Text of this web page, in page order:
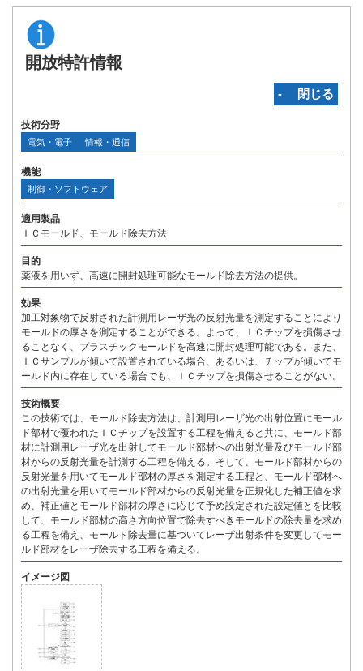
開放特許情報
‐ 閉じる
技術分野
電気・電子 情報・通信
機能
制御・ソフトウェア
適用製品
ＩＣモールド、モールド除去方法
目的
薬液を用いず、高速に開封処理可能なモールド除去方法の提供。
効果
加工対象物で反射された計測用レーザ光の反射光量を測定することにより
モールドの厚さを測定することができる。よって、ＩＣチップを損傷させ
ることなく、プラスチックモールドを高速に開封処理可能である。また、
ＩＣサンプルが傾いて設置されている場合、あるいは、チップが傾いてモ
ールド内に存在している場合でも、ＩＣチップを損傷させることがない。
技術概要
この技術では、モールド除去方法は、計測用レーザ光の出射位置にモール
ド部材で覆われたＩＣチップを設置する工程を備えると共に、モールド部
材に計測用レーザ光を出射してモールド部材への出射光量及びモールド部
材からの反射光量を計測する工程を備える。そして、モールド部材からの
反射光量を用いてモールド部材の厚さを測定する工程と、モールド部材へ
の出射光量を用いてモールド部材からの反射光量を正規化した補正値を求
め、補正値とモールド部材の厚さに応じて予め設定された設定値とを比較
して、モールド部材の高さ方向位置で除去すべきモールドの除去量を求め
る工程を備え、モールド除去量に基づいてレーザ出射条件を変更してモー
ルド部材をレーザ除去する工程を備える。
イメージ図